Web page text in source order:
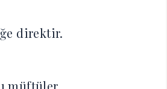
direktir.
müftüler,